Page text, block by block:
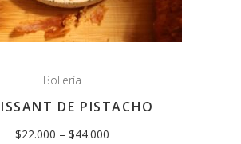
Bollería
DE PISTACHO
$22.000 – $44.000